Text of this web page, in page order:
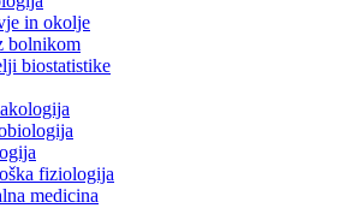
in okolje
bolnikom
biostatistike
fiziologija
medicina